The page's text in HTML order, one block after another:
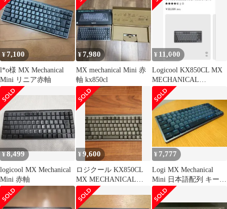
¥7,100
l*o様 MX Mechanical
Mini リニア赤軸
¥7,980
MX mechanical Mini 赤
軸 kx850cl
¥ 11,000
Logicool KX850CL MX
MECHANICAL
MINI（赤軸）
¥8,499
logicool MX Mechanical
Mini 赤軸
¥9,600
ロジクール KX850CL
MX MECHANICAL
MINI 赤軸
¥ 7,777
Logi MX Mechanical
Mini 日本語配列 キーボ
ード 赤軸